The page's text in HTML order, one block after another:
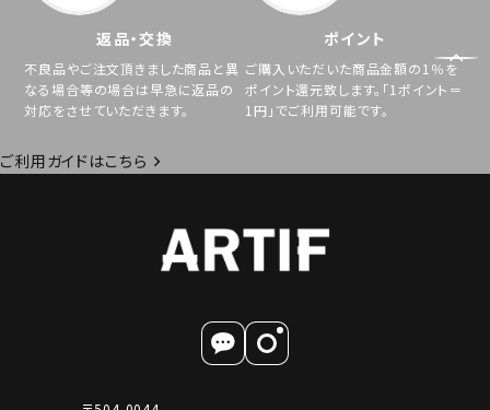
返品・交換
不良品やご注文頂きました商品と異
なる場合等の場合は早急に返品の
対応をさせていただきます。
ポイント
ご購入いただいた商品金額の1％を
ポイント還元致します。「1ポイント＝
1円」でご利用可能です。
ご利用ガイドはこちら